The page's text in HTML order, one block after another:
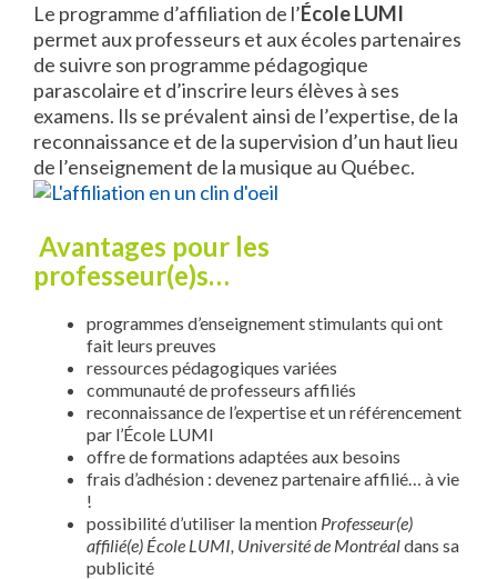
Le programme d’affiliation de l’École LUMI
permet aux professeurs et aux écoles partenaires
de suivre son programme pédagogique
parascolaire et d’inscrire leurs élèves à ses
examens. Ils se prévalent ainsi de l’expertise, de la
reconnaissance et de la supervision d’un haut lieu
de l’enseignement de la musique au Québec.
Avantages pour les
professeur(e)s…
programmes d’enseignement stimulants qui ont
fait leurs preuves
ressources pédagogiques variées
communauté de professeurs affiliés
reconnaissance de l’expertise et un référencement
par l’École LUMI
offre de formations adaptées aux besoins
frais d’adhésion : devenez partenaire affilié… à vie
!
possibilité d’utiliser la mention Professeur(e)
affilié(e) École LUMI, Université de Montréaldans sa
publicité